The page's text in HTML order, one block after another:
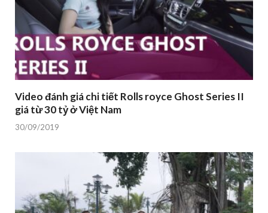
Video đánh giá chi tiết Rolls royce Ghost Series II
giá từ 30 tỷ ở Việt Nam
30/09/2019